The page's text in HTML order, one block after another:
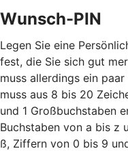
Wunsch-PIN
Legen Sie eine
fest, die Sie sich gut
muss allerdings ein
muss aus 8 bis 20
und 1 Großbuchstaben
Buchstaben von a bis z
ß, Ziffern von 0 bis 9